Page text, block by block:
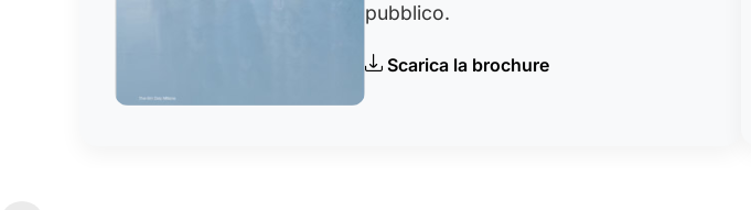
pubblico.
Scarica la brochure